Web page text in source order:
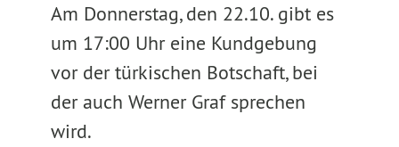
Am Donnerstag, den 22.10. gibt es
um 17:00 Uhr eine Kundgebung
vor der türkischen Botschaft, bei
der auch Werner Graf sprechen
wird.